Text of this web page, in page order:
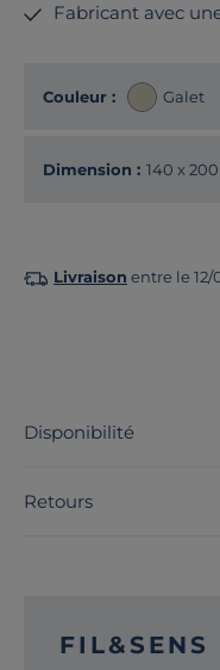
Fabricant avec
Couleur : Galet
Dimension : 140 x
Livraison entre le 12/
Disponibilité
Retours
FIL&SENS